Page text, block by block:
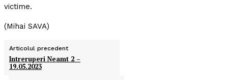
victime.
(Mihai SAVA)
Articolul precedent
Intreruperi Neamt 2 –
19.05.2023